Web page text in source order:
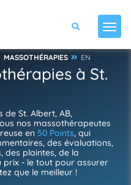
MASSOTHÉRAPIES EN
à St.
de St. Albert, AB,
nos massothérapeutes
en 50 Points, qui
des évaluations,
des plaintes, de la
prix - le tout pour assurer
que le meilleur !